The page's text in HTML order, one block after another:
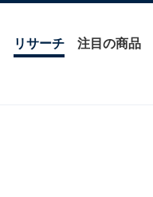
リサーチ 注目の商品